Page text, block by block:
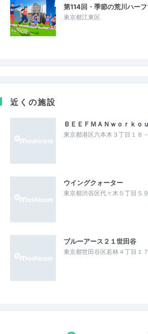
第114回・季節の荒川ハー
東京都江東区
近くの施設
ＢＥＥＦＭＡＮｗｏｒｋｏ
東京都港区六本木３丁目１８
ウイングクォーター
東京都渋谷区代々木５丁目５
ブルーアース２１世田谷
東京都世田谷区若林４丁目１